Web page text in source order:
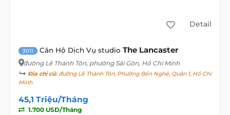
Detail
3011 Căn Hộ Dịch Vụ studio The Lancaster
đường Lê Thánh Tôn, phường Sài Gòn, Hồ Chí Minh
Địa chỉ cũ:đường Lê Thánh Tôn, Phường Bến Nghé, Quận 1, Hồ Chí
Minh
45,1 Triệu/Tháng
1.700 USD/Tháng